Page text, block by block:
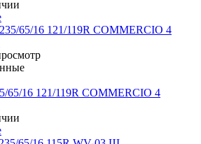
65/16 121/119R COMMERCIO 4